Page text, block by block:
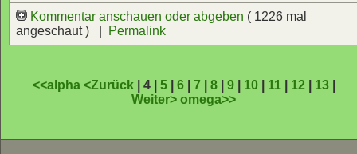
Kommentar anschauen oder abgeben ( 1226 mal
angeschaut ) |
Permalink
<<alpha <Zurück | 4 | 5| 6| 7 8| 9| 10| 11| 12| 13|
Weiter>omega>>